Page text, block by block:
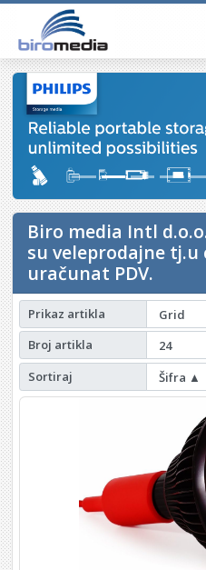
Biro media Intl
su veleprodajne tj.u
uračunat PDV.
Prikaz artikla
Broj artikla
Sortiraj